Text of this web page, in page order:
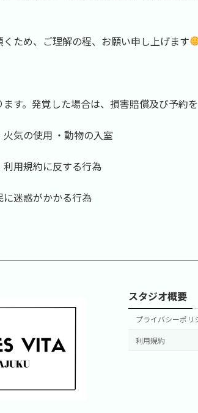
ため、ご理解の程、お願い申し上げます
す。発覚した場合は、損害賠償及び予約
火気の使用 ・動物の入室
利用規約に反する行為
に迷惑がかかる行為
スタジオ概要
プライバシーポリ
利用規約